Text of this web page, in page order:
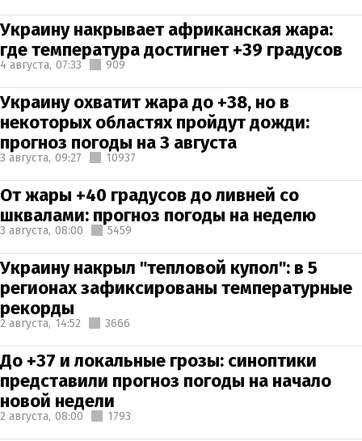
Украину накрывает африканская жара:
где температура достигнет +39 градусов
4 августа, 07:33 909
Украину охватит жара до +38, но в
некоторых областях пройдут дожди:
прогноз погоды на 3 августа
3 августа, 09:27 10937
От жары +40 градусов до ливней со
шквалами: прогноз погоды на неделю
3 августа, 08:00 5459
Украину накрыл "тепловой купол": в 5
регионах зафиксированы температурные
рекорды
2 августа, 14:52 3666
До +37 и локальные грозы: синоптики
представили прогноз погоды на начало
новой недели
2 августа, 08:00 1793